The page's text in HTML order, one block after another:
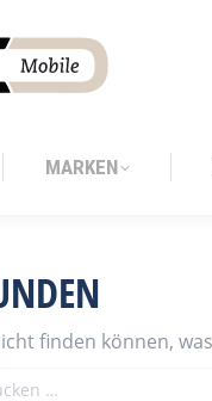
MARKEN
finden können,
MARKEN